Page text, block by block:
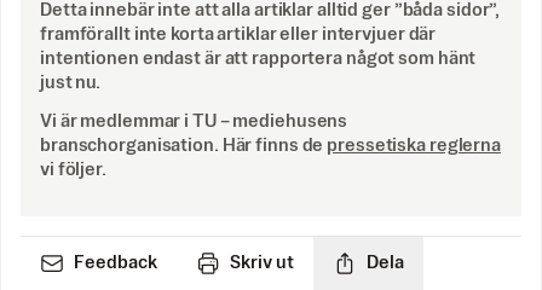
Detta innebär inte att alla artiklar alltid ger ”båda sidor”,
framförallt inte korta artiklar eller intervjuer där
intentionen endast är att rapportera något som hänt
just nu.
Vi är medlemmar i TU – mediehusens
branschorganisation. Här finns de pressetiska reglerna
vi följer.
Feedback Skriv ut Dela